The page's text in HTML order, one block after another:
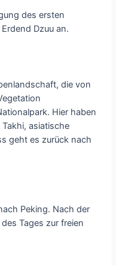
des ersten
Dzuu an.
die von
Hier haben
asiatische
geht es zurück nach
Peking. Nach der
Tages zur freien